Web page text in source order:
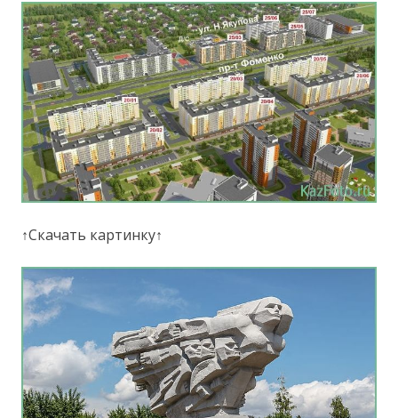
↑Скачать картинку↑